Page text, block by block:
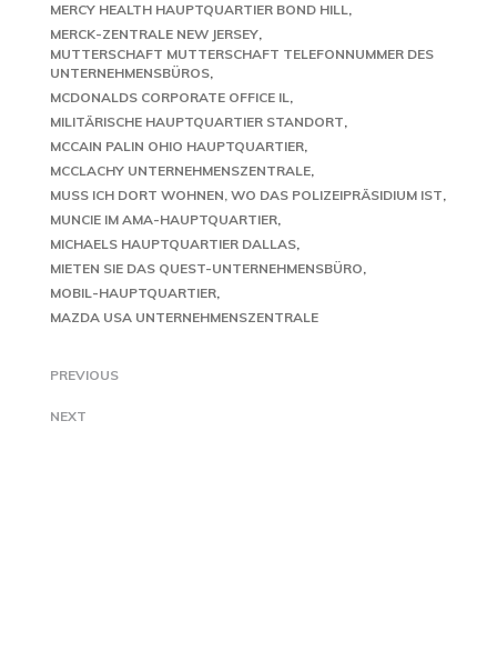
MERCY HEALTH HAUPTQUARTIER BOND HILL
MERCK-ZENTRALE NEW JERSEY
MUTTERSCHAFT MUTTERSCHAFT TELEFONNUMMER DES
UNTERNEHMENSBÜROS
MCDONALDS CORPORATE OFFICE IL
MILITÄRISCHE HAUPTQUARTIER STANDORT
MCCAIN PALIN OHIO HAUPTQUARTIER
MCCLACHY UNTERNEHMENSZENTRALE
MUSS ICH DORT WOHNEN, WO DAS POLIZEIPRÄSIDIUM IST
MUNCIE IM AMA-HAUPTQUARTIER
MICHAELS HAUPTQUARTIER DALLAS
MIETEN SIE DAS QUEST-UNTERNEHMENSBÜRO
MOBIL-HAUPTQUARTIER
MAZDA USA UNTERNEHMENSZENTRALE
PREVIOUS
NEXT